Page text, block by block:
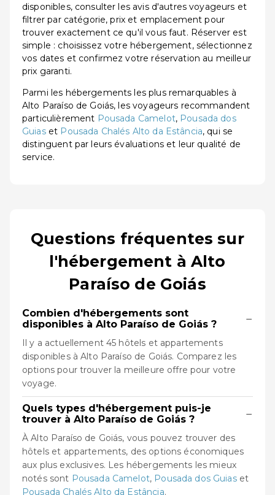
disponibles, consulter les avis d'autres voyageurs et
filtrer par catégorie, prix et emplacement pour
trouver exactement ce qu'il vous faut. Réserver est
simple : choisissez votre hébergement, sélectionnez
vos dates et confirmez votre réservation au meilleur
prix garanti.
Parmi les hébergements les plus remarquables à
Alto Paraíso de Goiás, les voyageurs recommandent
particulièrement Pousada Camelot, Pousada dos
Guiaset Pousada Chalés Alto da Estância, qui se
distinguent par leurs évaluations et leur qualité de
service.
Questions fréquentes sur
l'hébergement à Alto
Paraíso de Goiás
Combien d'hébergements sont
disponibles à Alto Paraíso de Goiás ?
−
Il y a actuellement 45 hôtels et appartements
disponibles à Alto Paraíso de Goiás. Comparez les
options pour trouver la meilleure offre pour votre
voyage.
Quels types d'hébergement puis-je
trouver à Alto Paraíso de Goiás ?
−
À Alto Paraíso de Goiás, vous pouvez trouver des
hôtels et appartements, des options économiques
aux plus exclusives. Les hébergements les mieux
notés sont Pousada Camelot, Pousada dos Guiaset
Pousada Chalés Alto da Estância.